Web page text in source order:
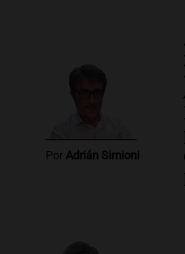
Juicio
Cumbres: un
el manejo de la
Audio.Avanza
las Altas
Por Adrián Simioni